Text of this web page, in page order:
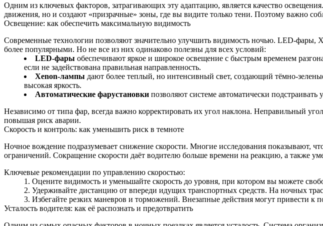
Одним из ключевых факторов, затрагивающих эту адаптацию, является качество
движения, но и создают «призрачные» зоны, где вы видите только тени. Поэтому важно
Освещение: как обеспечить максимальную видимость
Современные технологии позволяют значительно улучшить видимость ночью. LED‑фары,
более популярными. Но не все из них одинаково полезны для всех условий:
LED‑фары обеспечивают яркое и широкое освещение с быстрым временем
если не задействована правильная направленность.
Xenon‑лампы дают более теплый, но интенсивный свет, создающий тёмно-
высокая яркость.
Автоматические фарустановки позволяют системе автоматически
Независимо от типа фар, всегда важно корректировать их угол наклона. Неправильный
повышая риск аварии.
Скорость и контроль: как уменьшить риск в темноте
Ночное вождение подразумевает снижение скорости. Многие исследования показывают,
ограничений. Сокращение скорости даёт водителю больше времени на реакцию, а также
Ключевые рекомендации по управлению скоростью:
Оцените видимость и уменьшайте скорость до уровня, при котором вы можете
Удерживайте дистанцию от впереди идущих транспортных средств. На ночных
Избегайте резких маневров и торможений. Внезапные действия могут привести к
Усталость водителя: как её распознать и предотвратить